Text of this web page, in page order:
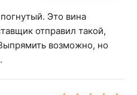
Это вина
отправил такой,
возможно, но